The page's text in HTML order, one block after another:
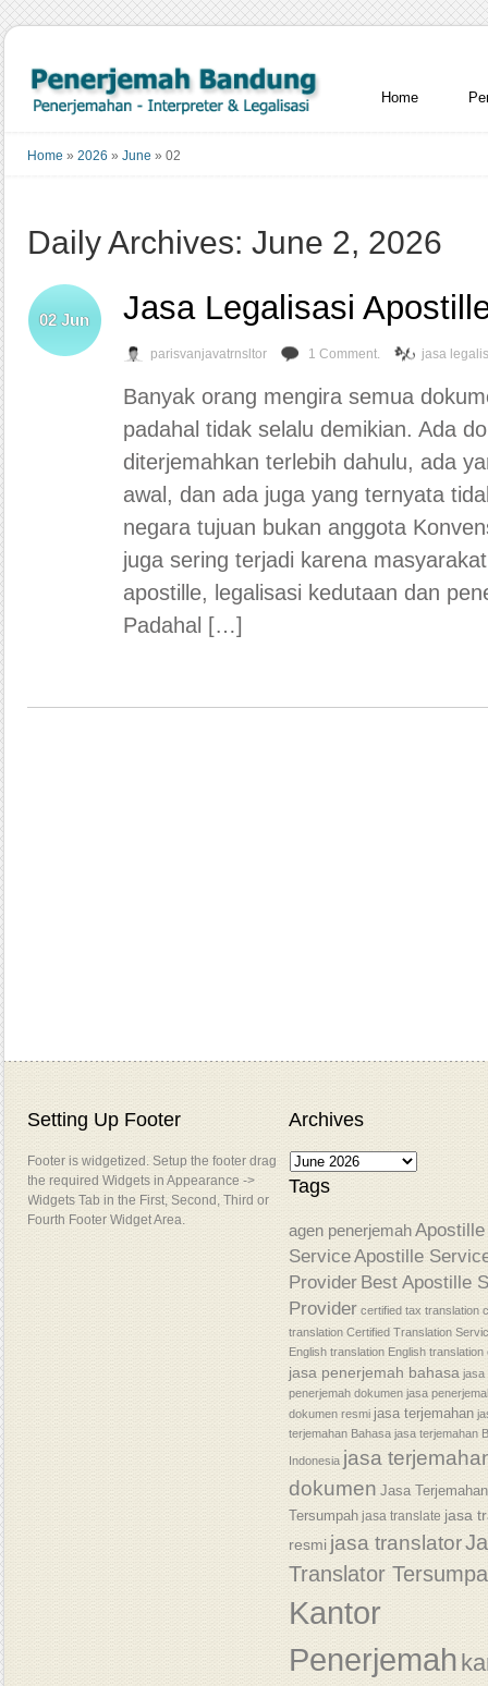
Home
Home » 2026 » June » 02
Daily Archives: June 2, 2026
Jasa Legalisasi
02Jun
parisvanjavatrnsltor 1 Comment. jasa
Banyak orang mengira semua
padahal tidak selalu demikian. Ada
diterjemahkan terlebih dahulu, ada
awal, dan ada juga yang ternyata
negara tujuan bukan anggota
juga sering terjadi karena
apostille, legalisasi kedutaan dan
Padahal […]
Setting Up Footer
Footer is widgetized. Setup the footer drag
the required Widgets in Appearance ->
Widgets Tab in the First, Second, Third or
Fourth Footer Widget Area.
Archives
Tags
agen penerjemah Apostille
ServiceApostille
Provider Best Apostille
Provider certified tax translation
translation Certified Translation
English translation English
jasa penerjemah bahasa jasa
penerjemah dokumen jasa
dokumen resmi jasa terjemahan
terjemahan Bahasa jasa terjemahan
Indonesia jasa
dokumen Jasa Terjemahan
Tersumpah jasa translate jasa
resmi jasa translator
Translator
Kantor
Penerjemah